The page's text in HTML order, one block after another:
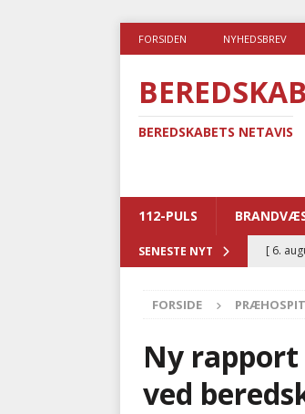
FORSIDEN NYHEDSBREV
BEREDSKABETS NETAVIS
112-PULS
SENESTE NYT [ 6.
[ 5.
[ 4.
FORSIDE
Ny rapport
ved